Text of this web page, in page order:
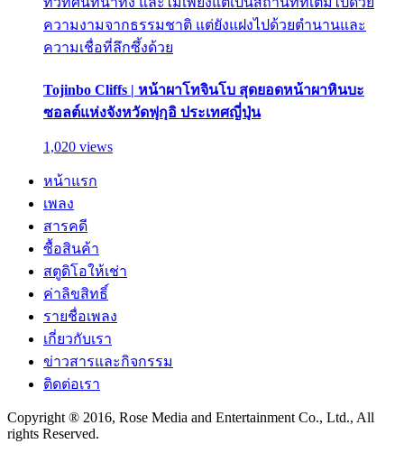
ความงามจากธรรมชาติ แต่ยังแฝงไปด้วยตำนานและ
ความเชื่อที่ลึกซึ้งด้วย
Tojinbo Cliffs | หน้าผาโทจินโบ สุดยอดหน้าผาหินบะ
ซอลต์แห่งจังหวัดฟุกุอิ ประเทศญี่ปุ่น
1,020 views
หน้าแรก
เพลง
สารคดี
ซื้อสินค้า
สตูดิโอให้เช่า
ค่าลิขสิทธิ์
รายชื่อเพลง
เกี่ยวกับเรา
ข่าวสารและกิจกรรม
ติดต่อเรา
Copyright ® 2016, Rose Media and Entertainment Co., Ltd., All
rights Reserved.